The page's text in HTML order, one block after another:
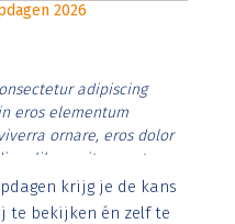
2026
adipiscing
eros elementum
ornare, eros dolor
libero vitae erat.
id rutrum lorem
tristique posuere.
krijg je de kans
te bekijken én zelf te